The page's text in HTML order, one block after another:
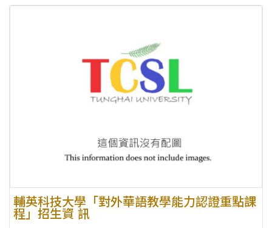
輔英科技大學「對外華語教學能力認證重點課
程」招生資 訊